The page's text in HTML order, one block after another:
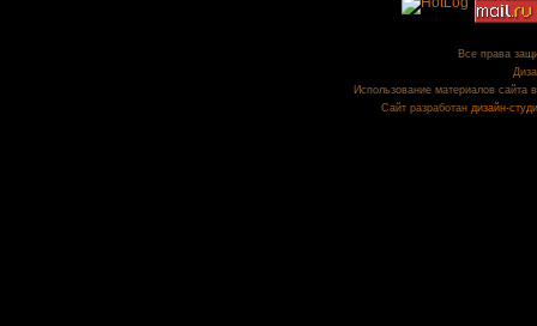
Все права
Использование материалов сайта
Сайт разработан дизайн-